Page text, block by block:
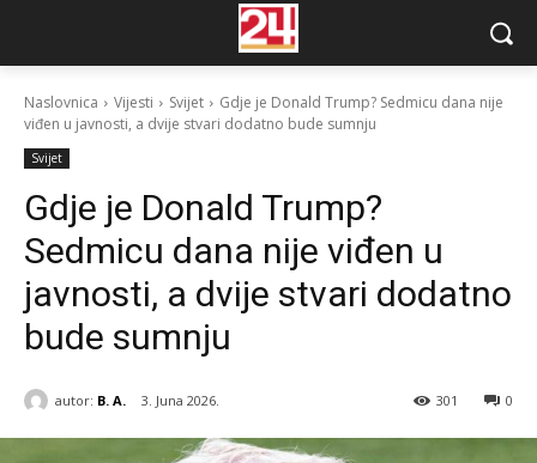
Naslovnica Vijesti Svijet
Gdje je Donald Trump? Sedmicu dana nije
viđen u javnosti, a dvije stvari dodatno bude sumnju
Svijet
Gdje je Donald Trump?
Sedmicu dana nije viđen u
javnosti, a dvije stvari dodatno
bude sumnju
autor: B. A. 3. Juna 2026. 0
301